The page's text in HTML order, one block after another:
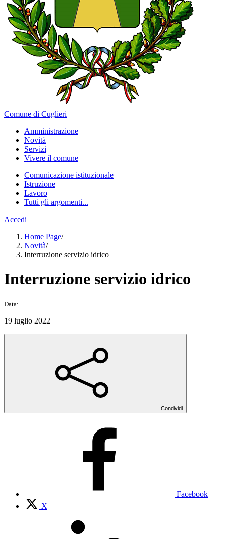
Comune di Cuglieri
Amministrazione
Novità
Servizi
Vivere il comune
Comunicazione istituzionale
Istruzione
Lavoro
Tutti gli argomenti...
Accedi
Home Page/
Novità/
Interruzione servizio idrico
Interruzione servizio idrico
Data:
19 luglio 2022
Condividi
Facebook
X